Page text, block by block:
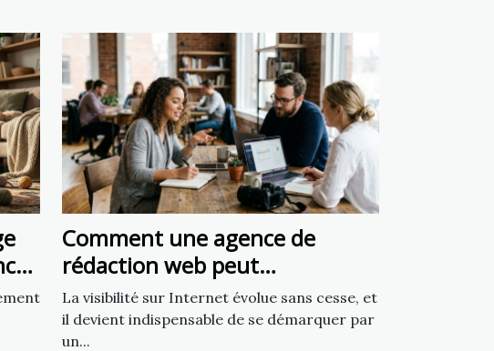
Comment une agence de
rédaction web peut
transformer votre présence en
ligne
La visibilité sur Internet évolue sans cesse, et
il devient indispensable de se démarquer par
un...